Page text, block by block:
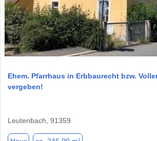
Ehem. Pfarrhaus in Erbbaurecht bzw.
vergeben!
Leutenbach, 91359